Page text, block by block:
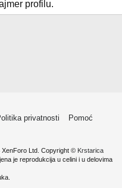
profilu.
privatnosti
Pomoć
Ltd. Copyright © Krstarica
je reprodukcija u celini i u delovima